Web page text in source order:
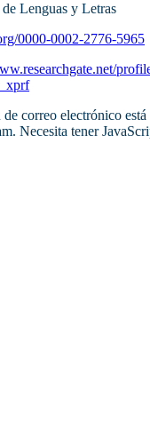
Lenguas y Letras
0000-0002-2776-5965
correo electrónico
Necesita tener